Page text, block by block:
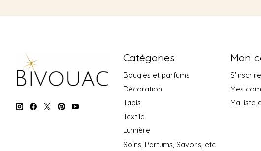
Catégories
Bougies et parfums
Décoration
Tapis
Textile
Lumière
Soins, Parfums, Savons, etc
Mon
S'inscrire
Mes
Ma liste